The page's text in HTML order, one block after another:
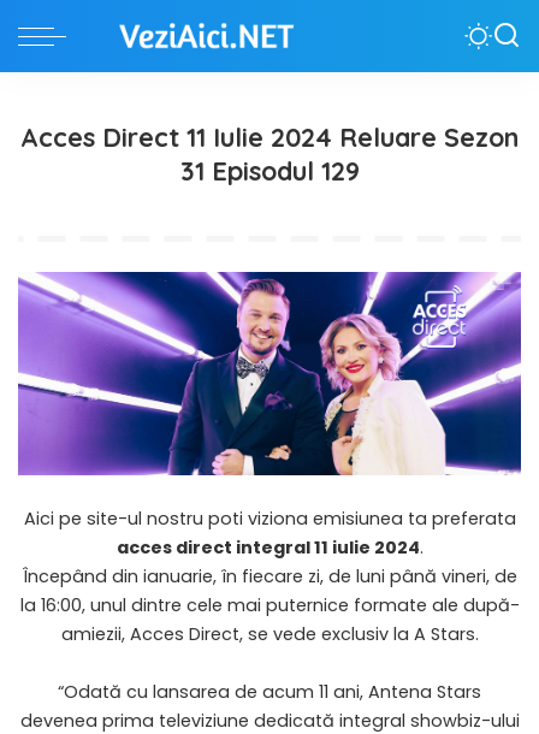
Acces Direct 11 Iulie 2024 Reluare Sezon
31 Episodul 129
Aici pe site-ul nostru poti viziona emisiunea ta preferata
acces direct integral 11 iulie 2024.
Începând din ianuarie, în fiecare zi, de luni până vineri, de
la 16:00, unul dintre cele mai puternice formate ale după-
amiezii, Acces Direct, se vede exclusiv la A Stars.
“Odată cu lansarea de acum 11 ani, Antena Stars
devenea prima televiziune dedicată integral showbiz-ului